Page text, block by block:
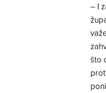
– I
što